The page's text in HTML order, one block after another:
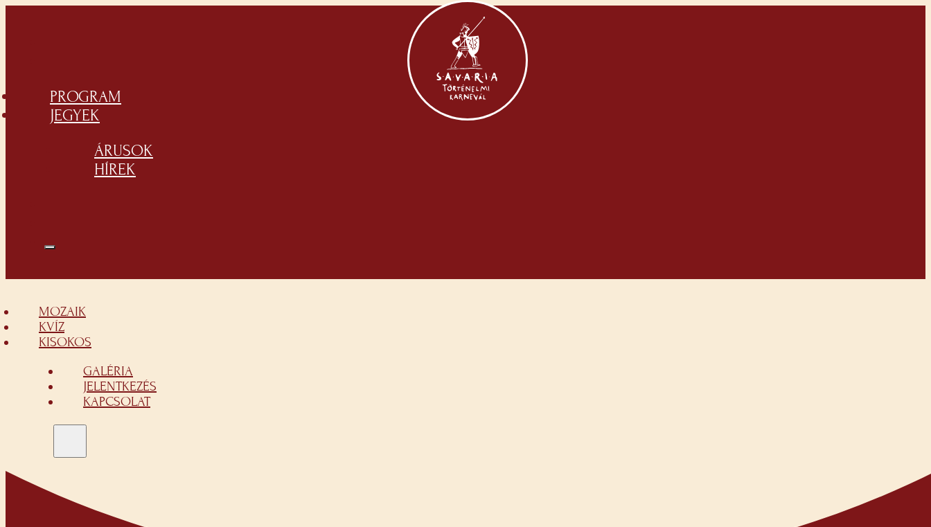
PROGRAM
JEGYEK
ÁRUSOK
HÍREK
MOZAIK
KVÍZ
KISOKOS
GALÉRIA
JELENTKEZÉS
KAPCSOLAT